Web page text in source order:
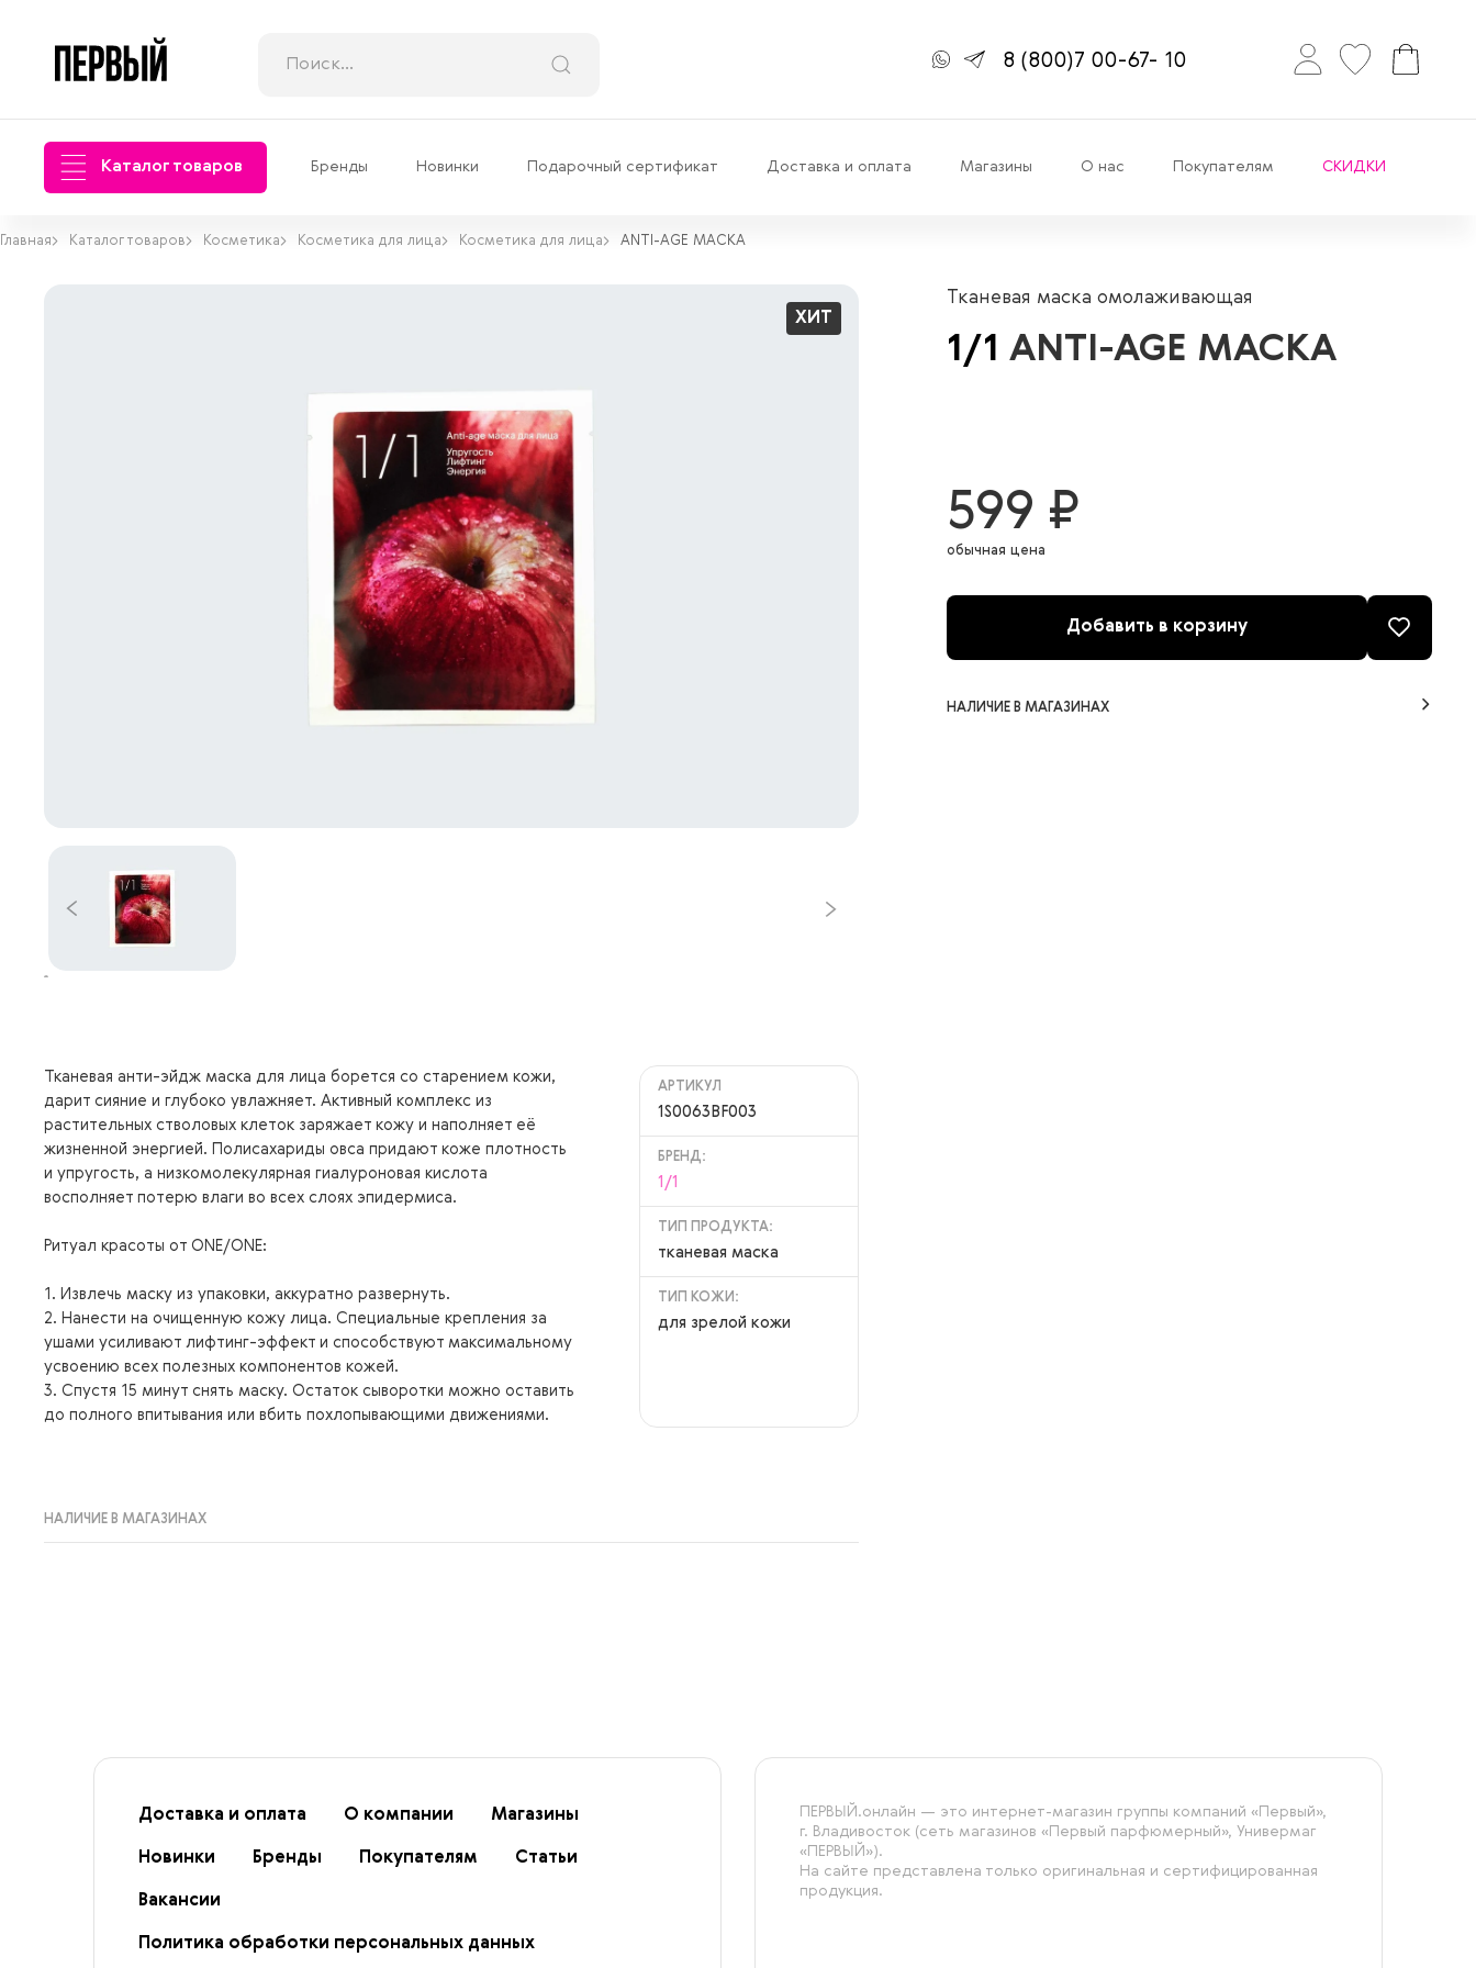
8(800)7 00-67- 10
Каталог товаров Бренды Новинки Подарочный сертификат Доставка и оплата Магазины О нас Покупателям СКИДКИ
Главная Каталог товаров Косметика Косметика для лица Косметика для лица ANTI-AGE МАСКА
ХИТ
Тканевая маска омолаживающая
1/1 ANTI-AGE МАСКА
599 ₽
обычная цена
Добавить в корзину
НАЛИЧИЕ В МАГАЗИНАХ
Тканевая анти-эйдж маска для лица борется со старением кожи,
дарит сияние и глубоко увлажняет. Активный комплекс из
растительных стволовых клеток заряжает кожу и наполняет её
жизненной энергией. Полисахариды овса придают коже плотность
и упругость, а низкомолекулярная гиалуроновая кислота
восполняет потерю влаги во всех слоях эпидермиса.
Ритуал красоты от ONE/ONE:
1. Извлечь маску из упаковки, аккуратно развернуть.
2. Нанести на очищенную кожу лица. Специальные крепления за
ушами усиливают лифтинг-эффект и способствуют максимальному
усвоению всех полезных компонентов кожей.
3. Спустя 15 минут снять маску. Остаток сыворотки можно оставить
до полного впитывания или вбить похлопывающими движениями.
АРТИКУЛ
1S0063BF003
БРЕНД:
1/1
ТИП ПРОДУКТА:
тканевая маска
ТИП КОЖИ:
для зрелой кожи
НАЛИЧИЕ В МАГАЗИНАХ
Доставка и оплата О компании Магазины
Новинки Бренды Покупателям Статьи
Вакансии
Политика обработки персональных данных
ПЕРВЫЙ.онлайн — это интернет-магазин группы компаний «‎Первый»,
г. Владивосток (сеть магазинов «Первый парфюмерный», Универмаг
«ПЕРВЫЙ»).
На сайте представлена только оригинальная и сертифицированная
продукция.